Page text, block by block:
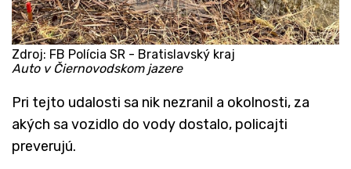
Zdroj: FB Polícia SR - Bratislavský kraj
Auto v Čiernovodskom jazere
Pri tejto udalosti sa nik nezranil a okolnosti, za
akých sa vozidlo do vody dostalo, policajti
preverujú.